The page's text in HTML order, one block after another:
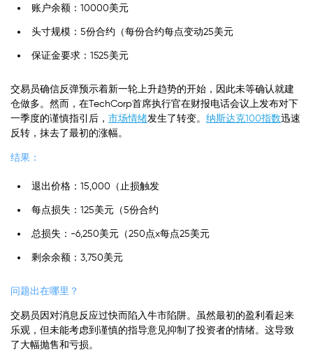
账户余额：10000美元
头寸规模：5份合约（每份合约每点变动25美元
保证金要求：1525美元
交易员确信反弹预示着新一轮上升趋势的开始，因此未等确认就建
仓做多。然而，在TechCorp首席执行官在财报电话会议上发布对下
一季度的谨慎指引后， 市场情绪发生了转变。 纳斯达克100指数迅速
反转，抹去了最初的涨幅。
结果：
退出价格：15,000（止损触发
每点损失：125美元（5份合约
总损失：-6,250美元（250点x每点25美元
剩余余额：3,750美元
问题出在哪里？
交易员因对消息反应过快而陷入牛市陷阱。虽然最初的盈利看起来
乐观，但未能考虑到谨慎的指导意见抑制了投资者的情绪。这导致
了大幅抛售和亏损。